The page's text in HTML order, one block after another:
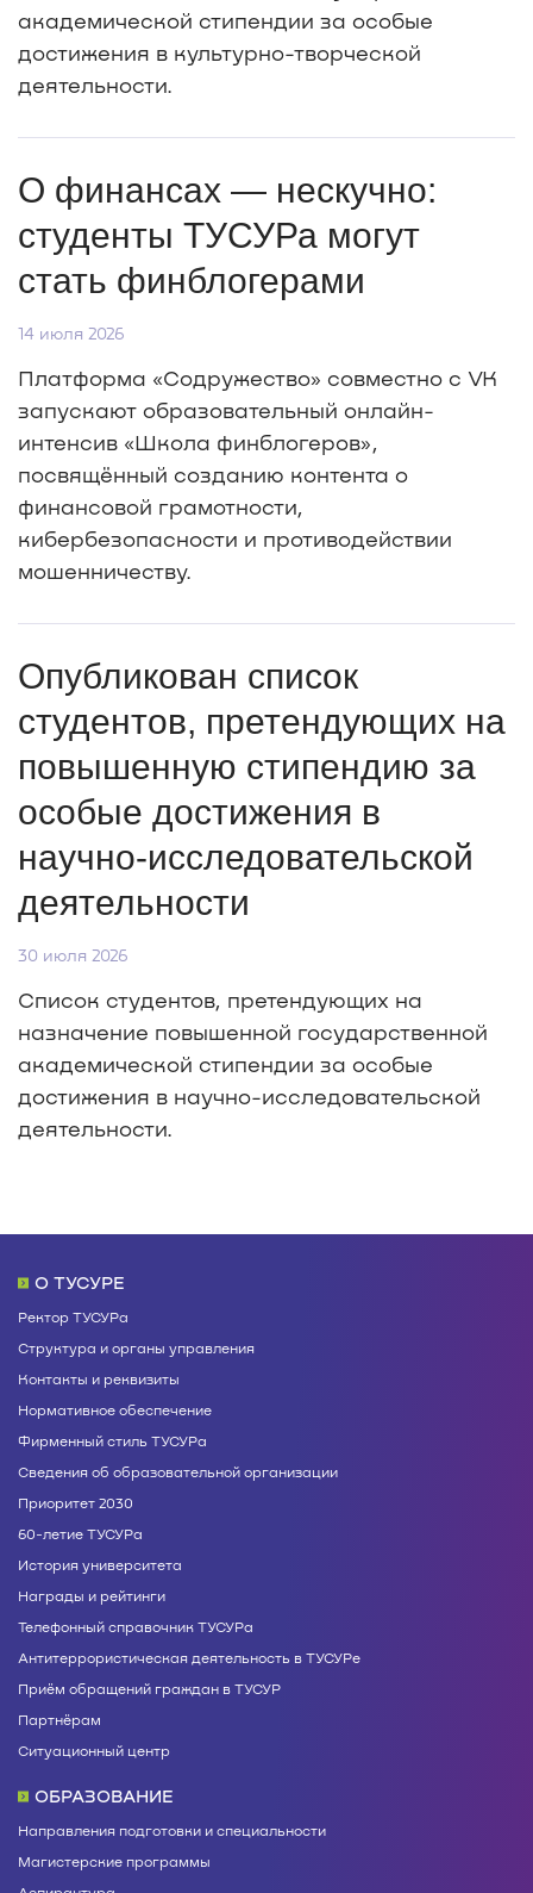
академической стипендии за особые
достижения в культурно-творческой
деятельности.
О финансах — нескучно:
студенты ТУСУРа могут
стать финблогерами
14 июля 2026
Платформа «Содружество» совместно с VK
запускают образовательный онлайн-
интенсив «Школа финблогеров»,
посвящённый созданию контента о
финансовой грамотности,
кибербезопасности и противодействии
мошенничеству.
Опубликован список
студентов, претендующих на
повышенную стипендию за
особые достижения в
научно-исследовательской
деятельности
30 июля 2026
Список студентов, претендующих на
назначение повышенной государственной
академической стипендии за особые
достижения в научно-исследовательской
деятельности.
О ТУСУРЕ
Ректор ТУСУРа
Структура и органы управления
Контакты и реквизиты
Нормативное обеспечение
Фирменный стиль ТУСУРа
Сведения об образовательной организации
Приоритет 2030
60-летие ТУСУРа
История университета
Награды и рейтинги
Телефонный справочник ТУСУРа
Антитеррористическая деятельность в ТУСУРе
Приём обращений граждан в ТУСУР
Партнёрам
Ситуационный центр
ОБРАЗОВАНИЕ
Направления подготовки и специальности
Магистерские программы